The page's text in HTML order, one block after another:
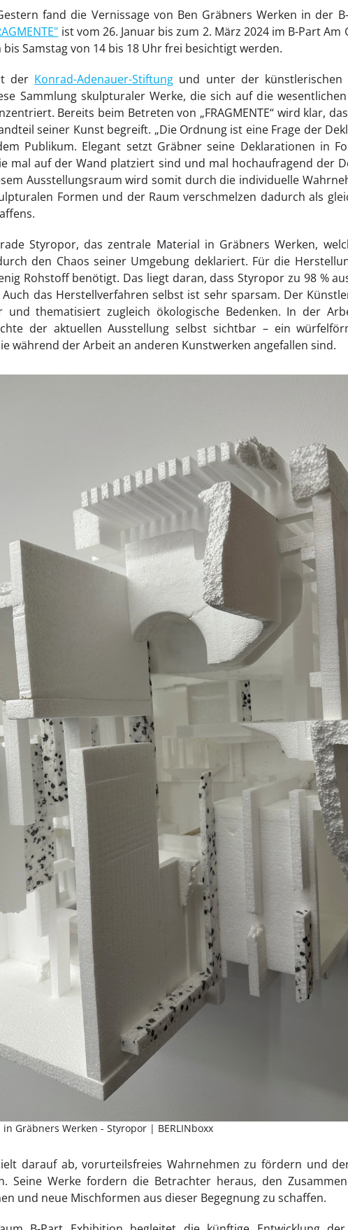
fand die Vernissage von Ben Gräbners Werken in der
ist vom 26. Januar bis zum 2. März 2024 im B-Part Am
Samstag von 14 bis 18 Uhr frei besichtigt werden.
der Konrad-Adenauer-Stiftung und unter der künstlerischen
Sammlung skulpturaler Werke, die sich auf die
Bereits beim Betreten von „FRAGMENTE“ wird klar,
seiner Kunst begreift. „Die Ordnung ist eine Frage der
Publikum. Elegant setzt Gräbner seine Deklarationen in
mal auf der Wand platziert sind und mal hochaufragend der
Ausstellungsraum wird somit durch die individuelle
Formen und der Raum verschmelzen dadurch als
Styropor, das zentrale Material in Gräbners Werken,
den Chaos seiner Umgebung deklariert. Für die
Rohstoff benötigt. Das liegt daran, dass Styropor zu 98 %
das Herstellverfahren selbst ist sehr sparsam. Der
und thematisiert zugleich ökologische Bedenken. In der
der aktuellen Ausstellung selbst sichtbar – ein
während der Arbeit an anderen Kunstwerken angefallen sind.
Gräbners Werken - Styropor | BERLINboxx
darauf ab, vorurteilsfreies Wahrnehmen zu fördern und
Seine Werke fordern die Betrachter heraus, den
und neue Mischformen aus dieser Begegnung zu schaffen.